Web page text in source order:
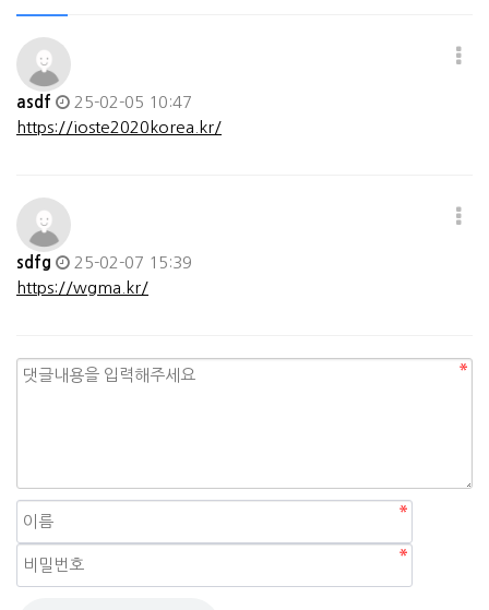
asdf
25-02-05 10:47
https://ioste2020korea.kr/
sdfg
25-02-07 15:39
https://wgma.kr/